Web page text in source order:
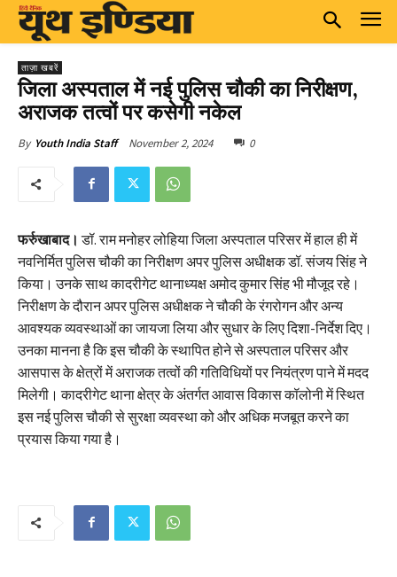
ताज़ा खबरें
जिला अस्पताल में नई पुलिस चौकी का निरीक्षण,
अराजक तत्वों पर कसेगी नकेल
By Youth India Staff November 2, 2024 0
फर्रुखाबाद। डॉ. राम मनोहर लोहिया जिला अस्पताल परिसर में हाल ही में
नवनिर्मित पुलिस चौकी का निरीक्षण अपर पुलिस अधीक्षक डॉ. संजय सिंह ने
किया। उनके साथ कादरीगेट थानाध्यक्ष अमोद कुमार सिंह भी मौजूद रहे।
निरीक्षण के दौरान अपर पुलिस अधीक्षक ने चौकी के रंगरोगन और अन्य
आवश्यक व्यवस्थाओं का जायजा लिया और सुधार के लिए दिशा-निर्देश दिए।
उनका मानना है कि इस चौकी के स्थापित होने से अस्पताल परिसर और
आसपास के क्षेत्रों में अराजक तत्वों की गतिविधियों पर नियंत्रण पाने में मदद
मिलेगी। कादरीगेट थाना क्षेत्र के अंतर्गत आवास विकास कॉलोनी में स्थित
इस नई पुलिस चौकी से सुरक्षा व्यवस्था को और अधिक मजबूत करने का
प्रयास किया गया है।